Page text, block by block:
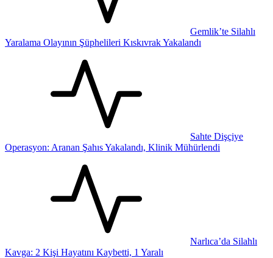
Gemlik’te Silahlı
Yaralama Olayının Şüphelileri Kıskıvrak Yakalandı
Sahte Dişçiye
Operasyon: Aranan Şahıs Yakalandı, Klinik Mühürlendi
Narlıca’da Silahlı
Kavga: 2 Kişi Hayatını Kaybetti, 1 Yaralı